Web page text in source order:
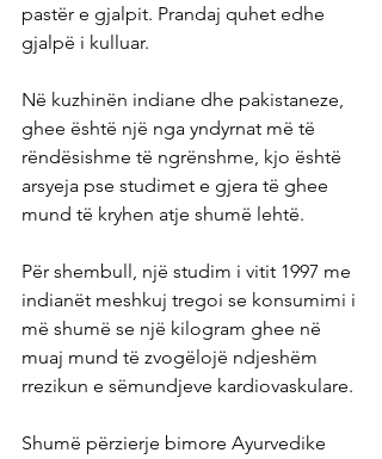
pastër e gjalpit. Prandaj quhet edhe
gjalpë i kulluar.
Në kuzhinën indiane dhe pakistaneze,
ghee është një nga yndyrnat më të
rëndësishme të ngrënshme, kjo është
arsyeja pse studimet e gjera të ghee
mund të kryhen atje shumë lehtë.
Për shembull, një studim i vitit 1997 me
indianët meshkuj tregoi se konsumimi i
më shumë se një kilogram ghee në
muaj mund të zvogëlojë ndjeshëm
rrezikun e sëmundjeve kardiovaskulare.
Shumë përzierje bimore Ayurvedike